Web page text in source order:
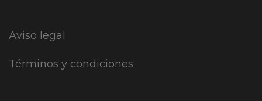
Aviso legal
Términos y condiciones